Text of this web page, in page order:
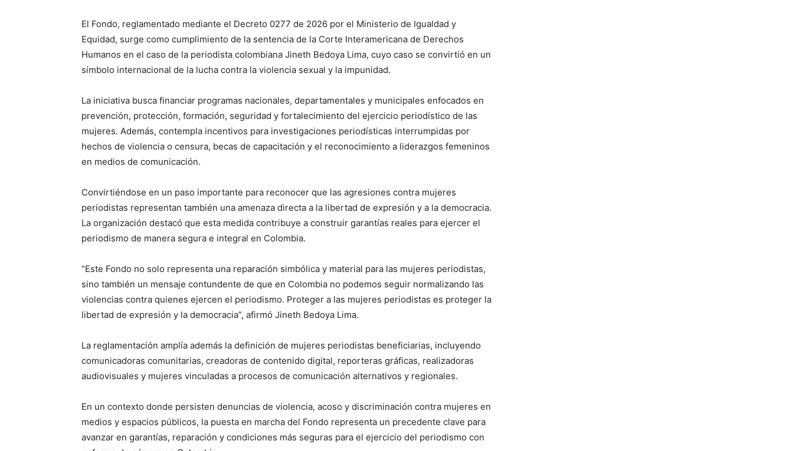
El Fondo, reglamentado mediante el Decreto 0277 de 2026 por el Ministerio de Igualdad y
Equidad, surge como cumplimiento de la sentencia de la Corte Interamericana de Derechos
Humanos en el caso de la periodista colombiana Jineth Bedoya Lima, cuyo caso se convirtió en un
símbolo internacional de la lucha contra la violencia sexual y la impunidad.
La iniciativa busca financiar programas nacionales, departamentales y municipales enfocados en
prevención, protección, formación, seguridad y fortalecimiento del ejercicio periodístico de las
mujeres. Además, contempla incentivos para investigaciones periodísticas interrumpidas por
hechos de violencia o censura, becas de capacitación y el reconocimiento a liderazgos femeninos
en medios de comunicación.
Convirtiéndose en un paso importante para reconocer que las agresiones contra mujeres
periodistas representan también una amenaza directa a la libertad de expresión y a la democracia.
La organización destacó que esta medida contribuye a construir garantías reales para ejercer el
periodismo de manera segura e integral en Colombia.
“Este Fondo no solo representa una reparación simbólica y material para las mujeres periodistas,
sino también un mensaje contundente de que en Colombia no podemos seguir normalizando las
violencias contra quienes ejercen el periodismo. Proteger a las mujeres periodistas es proteger la
libertad de expresión y la democracia”, afirmó Jineth Bedoya Lima.
La reglamentación amplía además la definición de mujeres periodistas beneficiarias, incluyendo
comunicadoras comunitarias, creadoras de contenido digital, reporteras gráficas, realizadoras
audiovisuales y mujeres vinculadas a procesos de comunicación alternativos y regionales.
En un contexto donde persisten denuncias de violencia, acoso y discriminación contra mujeres en
medios y espacios públicos, la puesta en marcha del Fondo representa un precedente clave para
avanzar en garantías, reparación y condiciones más seguras para el ejercicio del periodismo con